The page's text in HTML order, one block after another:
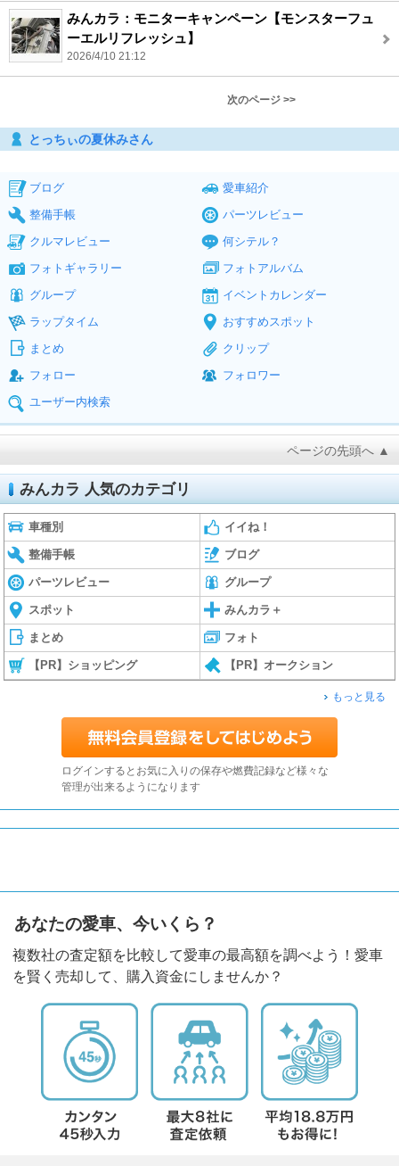
みんカラ：モニターキャンペーン【モンスターフュ
ーエルリフレッシュ】
2026/4/10 21:12
次のページ >>
とっちぃの夏休みさん
ブログ
愛車紹介
整備手帳
パーツレビュー
クルマレビュー
何シテル？
フォトギャラリー
フォトアルバム
グループ
イベントカレンダー
ラップタイム
おすすめスポット
まとめ
クリップ
フォロー
フォロワー
ユーザー内検索
ページの先頭へ ▲
みんカラ 人気のカテゴリ
車種別 イイね！
整備手帳 ブログ
パーツレビュー グループ
スポット みんカラ＋
まとめ フォト
【PR】ショッピング 【PR】オークション
もっと見る
ログインするとお気に入りの保存や燃費記録など様々な
管理が出来るようになります
あなたの愛車、今いくら？
複数社の査定額を比較して愛車の最高額を調べよう！愛車
を賢く売却して、購入資金にしませんか？